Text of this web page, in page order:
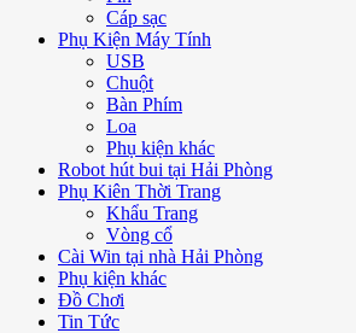
Cáp sạc
Phụ Kiện Máy Tính
USB
Chuột
Bàn Phím
Loa
Phụ kiện khác
Robot hút bui tại Hải Phòng
Phụ Kiên Thời Trang
Khẩu Trang
Vòng cổ
Cài Win tại nhà Hải Phòng
Phụ kiện khác
Đồ Chơi
Tin Tức